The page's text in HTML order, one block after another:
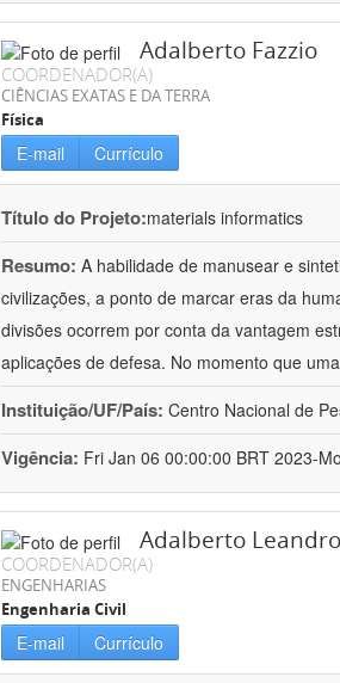
Adalberto Fazzio
COORDENADOR(A)
CIÊNCIAS EXATAS E DA TERRA
Física
E-mail Currículo
Título do Projeto:materials informatics
Resumo: A habilidade de manusear e
civilizações, a ponto de marcar eras da
divisões ocorrem por conta da vantagem
aplicações de defesa. No momento que
Instituição/UF/País: Centro Nacional de
Vigência: Fri Jan 06 00:00:00 BRT 2023-
Adalberto
COORDENADOR(A)
ENGENHARIAS
Engenharia Civil
E-mail Currículo